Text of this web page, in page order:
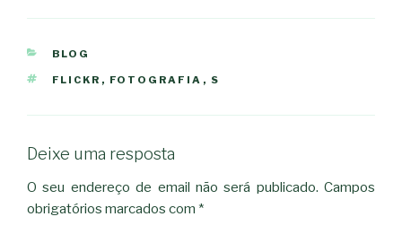
CATEGORIAS
BLOG
ETIQUETAS
FLICKR , FOTOGRAFIA , S
Deixe uma resposta
O seu endereço de email não será publicado. Campos
obrigatórios marcados com *